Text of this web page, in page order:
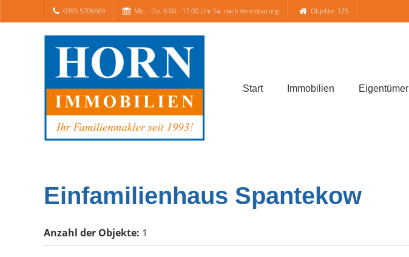
0395 5706669 Mo. - Do. 9.00 - 17.00 Uhr Sa. nach Vereinbarung Objekte: 125
Start Immobilien Eigentümer
Einfamilienhaus Spantekow
Anzahl der Objekte: 1